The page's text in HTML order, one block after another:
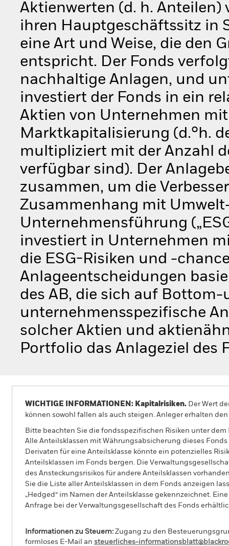
Aktienwerten (d. h.
ihren Hauptgeschäftssitz in
eine Art und Weise, die den
entspricht. Der Fonds
nachhaltige Anlagen, und
investiert der Fonds in ein
Aktien von Unternehmen
Marktkapitalisierung (d.°h.
multipliziert mit der Anzahl
verfügbar sind). Der
zusammen, um die
Zusammenhang mit
Unternehmensführung
investiert in Unternehmen
die ESG-Risiken und -
Anlageentscheidungen
des AB, die sich auf Bottom-
unternehmensspezifische
solcher Aktien und
Portfolio das Anlageziel des
WICHTIGE INFORMATIONEN: Kapitalrisiken. Der Wert
können sowohl fallen als auch steigen. Anleger erhalten
Bitte beachten Sie die fondsspezifischen Risiken unter dem
Alle Anteilsklassen mit Währungsabsicherung dieses
Derivaten für eine Anteilsklasse könnte ein potenzielles
Anteilsklassen im Fonds bergen. Die
des Ansteckungsrisikos für andere Anteilsklassen
Sie die Liste aller Anteilsklassen in dem Fonds anzeigen
„Hedged“ im Namen der Anteilsklasse gekennzeichnet.
Anfrage bei der Verwaltungsgesellschaft des Fonds
Informationen zu Steuern: Zugang zu den
formloses E-Mail an steuerliches-